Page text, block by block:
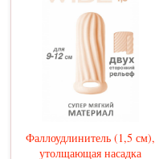
Фаллоудлинитель (1,5 см),
утолщающая насадка